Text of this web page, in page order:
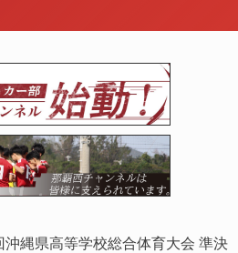
縄県高等学校総合体育大会 準決